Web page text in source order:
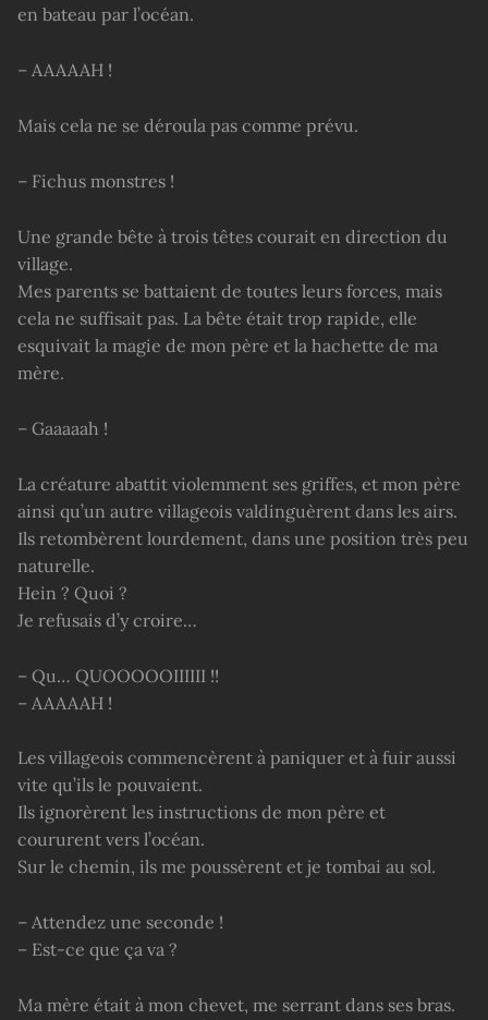
en bateau par l’océan.
– AAAAAH !
Mais cela ne se déroula pas comme prévu.
– Fichus monstres !
Une grande bête à trois têtes courait en direction du
village.
Mes parents se battaient de toutes leurs forces, mais
cela ne suffisait pas. La bête était trop rapide, elle
esquivait la magie de mon père et la hachette de ma
mère.
– Gaaaaah !
La créature abattit violemment ses griffes, et mon père
ainsi qu’un autre villageois valdinguèrent dans les airs.
Ils retombèrent lourdement, dans une position très peu
naturelle.
Hein ? Quoi ?
Je refusais d’y croire…
– Qu… QUOOOOOIIIIII !!
– AAAAAH !
Les villageois commencèrent à paniquer et à fuir aussi
vite qu’ils le pouvaient.
Ils ignorèrent les instructions de mon père et
coururent vers l’océan.
Sur le chemin, ils me poussèrent et je tombai au sol.
– Attendez une seconde !
– Est-ce que ça va ?
Ma mère était à mon chevet, me serrant dans ses bras.